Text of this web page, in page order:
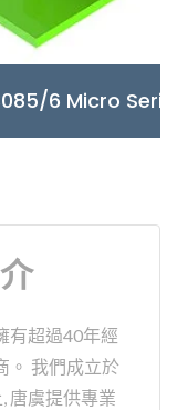
有超過40年經
。 我們成立於
唐虞提供專業